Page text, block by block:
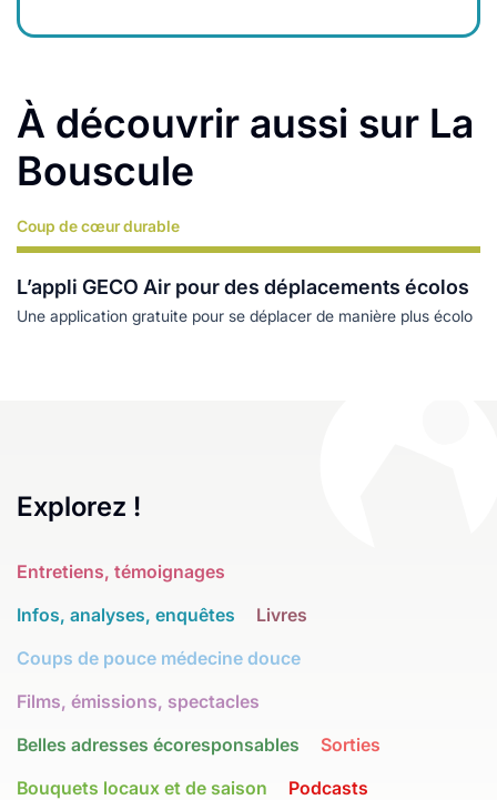
À découvrir aussi sur La
Bouscule
Coup de cœur durable
L’appli GECO Air pour des déplacements écolos
Une application gratuite pour se déplacer de manière plus écolo
Lire plus
Explorez !
Entretiens, témoignages
Infos, analyses, enquêtes
Livres
Coups de pouce médecine douce
Films, émissions, spectacles
Belles adresses écoresponsables
Sorties
Bouquets locaux et de saison
Podcasts